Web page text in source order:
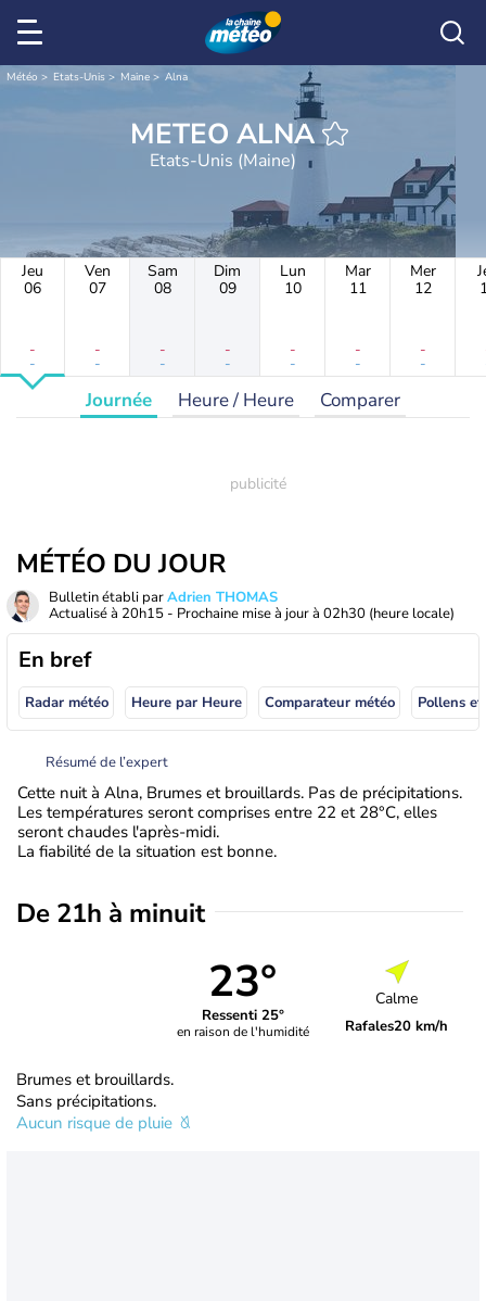
Météo Etats-Unis Maine Alna
METEO ALNA
Etats-Unis (Maine)
Jeu
06
-
-
Ven
07
-
-
Sam
08
-
-
Dim
09
-
-
Lun
10
-
-
Mar
11
-
-
Mer
12
-
-
Journée Heure / Heure Comparer
MÉTÉO DU JOUR
Bulletin établi parAdrien THOMAS
Actualisé à 20h15 - Prochaine mise à jour à 02h30 (heure locale)
En bref
Radar météo Heure par Heure Comparateur météo Pollens
Résumé de l’expert
Cette nuit à Alna, Brumes et brouillards. Pas de précipitations.
Les températures seront comprises entre 22 et 28°C, elles
seront chaudes l'après-midi.
La fiabilité de la situation est bonne.
De 21h à minuit
23°
Ressenti 25°
en raison de l'humidité
Calme
Rafales20 km/h
Brumes et brouillards.
Sans précipitations.
Aucun risque de pluie